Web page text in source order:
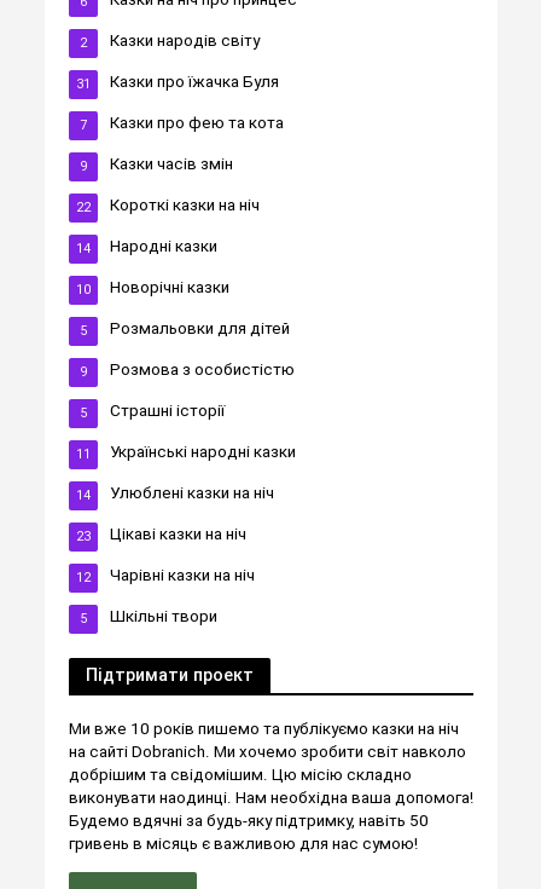
Казки народів світу
2
Казки про їжачка Буля
31
Казки про фею та кота
7
Казки часів змін
9
Короткі казки на ніч
22
Народні казки
14
Новорічні казки
10
Розмальовки для дітей
5
Розмова з особистістю
9
Страшні історії
5
Українські народні казки
11
Улюблені казки на ніч
14
Цікаві казки на ніч
23
Чарівні казки на ніч
12
Шкільні твори
5
Підтримати проект
Ми вже 10 років пишемо та публікуємо казки на ніч
на сайті Dobranich. Ми хочемо зробити світ навколо
добрішим та свідомішим. Цю місію складно
виконувати наодинці. Нам необхідна ваша допомога!
Будемо вдячні за будь-яку підтримку, навіть 50
гривень в місяць є важливою для нас сумою!